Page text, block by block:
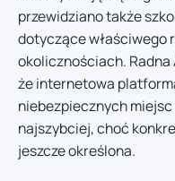
przewidziano także
dotyczące właściwego
okolicznościach. Radna
że internetowa
niebezpiecznych
najszybciej, choć
jeszcze określona.